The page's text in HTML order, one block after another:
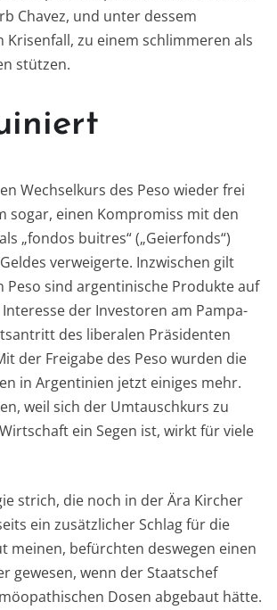
Chavez, und unter dessem
zu einem schlimmeren als
stützen.
Wechselkurs des Peso wieder frei
sogar, einen Kompromiss mit den
„fondos buitres“ („Geierfonds“)
verweigerte. Inzwischen gilt
sind argentinische Produkte auf
der Investoren am Pampa-
des liberalen Präsidenten
der Freigabe des Peso wurden die
in Argentinien jetzt einiges mehr.
weil sich der Umtauschkurs zu
ein Segen ist, wirkt für viele
strich, die noch in der Ära Kircher
ein zusätzlicher Schlag für die
meinen, befürchten deswegen einen
gewesen, wenn der Staatschef
Dosen abgebaut hätte.